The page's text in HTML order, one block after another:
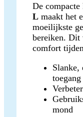
De compacte
L maakt het
moeilijkste
bereiken. Dit
comfort
Slanke,
toegang
mond